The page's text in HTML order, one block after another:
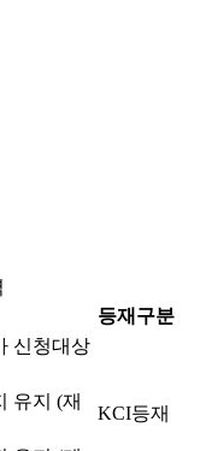
등재구분
신청대상
유지 (재
KCI등재